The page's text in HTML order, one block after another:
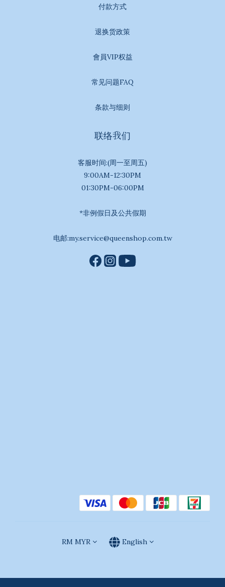
付款方式
退换货政策
會員VIP权益
常见问题FAQ
条款与细则
联络我们
客服时间:(周一至周五)
9:00AM-12:30PM
01:30PM-06:00PM
*非例假日及公共假期
电邮:my.service@queenshop.com.tw
RM MYR English